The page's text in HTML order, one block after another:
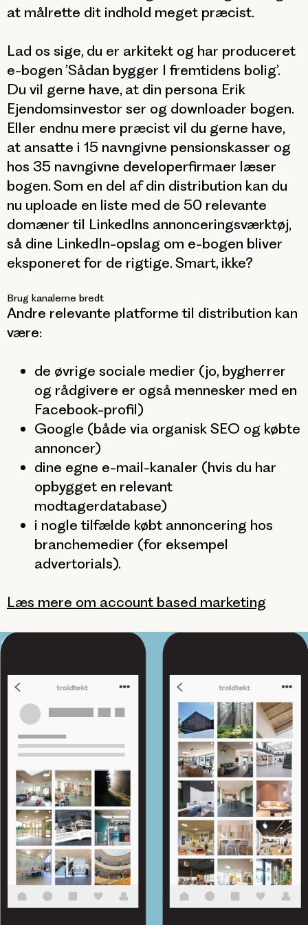
at målrette dit indhold meget præcist.
Lad os sige, du er arkitekt og har produceret
e-bogen ’Sådan bygger I fremtidens bolig’.
Du vil gerne have, at din persona Erik
Ejendomsinvestor ser og downloader bogen.
Eller endnu mere præcist vil du gerne have,
at ansatte i 15 navngivne pensionskasser og
hos 35 navngivne developerfirmaer læser
bogen. Som en del af din distribution kan du
nu uploade en liste med de 50 relevante
domæner til LinkedIns annonceringsværktøj,
så dine LinkedIn-opslag om e-bogen bliver
eksponeret for de rigtige. Smart, ikke?
Brug kanalerne bredt
Andre relevante platforme til distribution kan
være:
de øvrige sociale medier (jo, bygherrer
og rådgivere er også mennesker med en
Facebook-profil)
Google (både via organisk SEO og købte
annoncer)
dine egne e-mail-kanaler (hvis du har
opbygget en relevant
modtagerdatabase)
i nogle tilfælde købt annoncering hos
branchemedier (for eksempel
advertorials).
Læs mere om account based marketing